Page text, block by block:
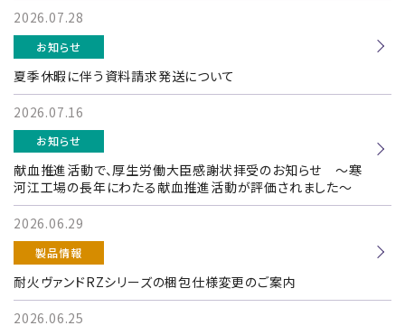
2026.07.28
お知らせ
夏季休暇に伴う資料請求発送について
2026.07.16
お知らせ
献血推進活動で、厚生労働大臣感謝状拝受のお知らせ ～寒
河江工場の長年にわたる献血推進活動が評価されました～
2026.06.29
製品情報
耐火ヴァンドRZシリーズの梱包仕様変更のご案内
2026.06.25